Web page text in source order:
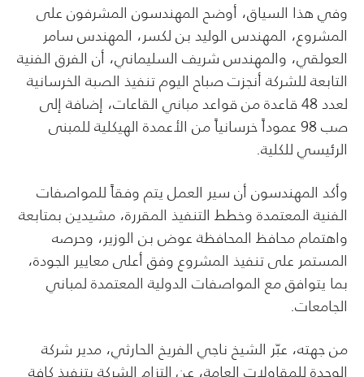
وفي هذا السياق، أوضح المهندسون المشرفون على
المشروع، المهندس الوليد بن لكسر، المهندس سامر
العولقي، والمهندس شريف السليماني، أن الفرق الفنية
التابعة للشركة أنجزت صباح اليوم تنفيذ الصبة الخرسانية
لعدد 48 قاعدة من قواعد مباني القاعات، إضافة إلى
صب 98 عموداً خرسانياً من الأعمدة الهيكلية للمبنى
الرئيسي للكلية.
وأكد المهندسون أن سير العمل يتم وفقاً للمواصفات
الفنية المعتمدة وخطط التنفيذ المقررة، مشيدين بمتابعة
واهتمام محافظ المحافظة عوض بن الوزير، وحرصه
المستمر على تنفيذ المشروع وفق أعلى معايير الجودة،
بما يتوافق مع المواصفات الدولية المعتمدة لمباني
الجامعات.
من جهته، عبّر الشيخ ناجي الفريخ الحارثي، مدير شركة
الوحدة للمقاولات العامة، عن التزام الشركة بتنفيذ كافة